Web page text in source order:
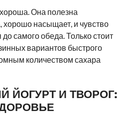
Она полезна
хорошо насыщает, и чувство
самого обеда. Только стоит
вариантов быстрого
количеством сахара
ЙОГУРТ И ТВОРОГ: